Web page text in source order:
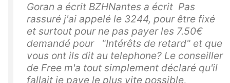
Goran a écrit BZHNantes a écrit Pas
rassuré j'ai appelé le 3244, pour être fixé
et surtout pour ne pas payer les 7.50€
demandé pour "Intérêts de retard" et que
vous ont ils dit au telephone? Le conseiller
de Free m'a tout simplement déclaré qu'il
fallait je paye le plus vite possible,